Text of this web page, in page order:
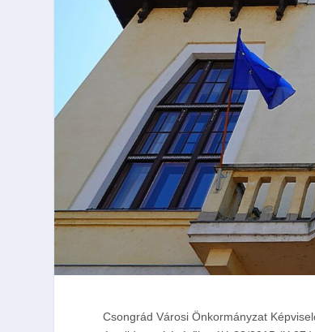
Csongrád Városi Önkormányzat